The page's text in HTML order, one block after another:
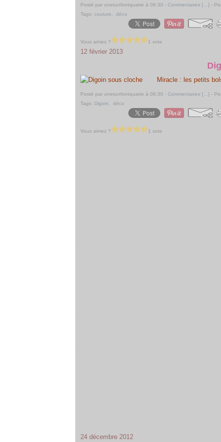
Posté par unetunfontquatre à 06:30 - Commentaires [ ] -
Tags: couture déco
Vous aimez ? 1 vote
12 février 2013
Miracle : les petits
Posté par unetunfontquatre à 06:30 - Commentaires [ ] -
Tags: Digoin déco
Vous aimez ? 1 vote
24 décembre 2012